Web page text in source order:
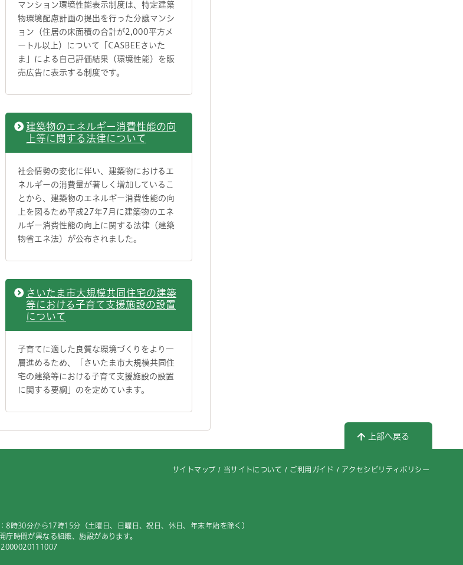
マンション環境性能表示制度は、特定建築
物環境配慮計画の提出を行った分譲マンシ
ョン（住居の床面積の合計が2,000平方メ
ートル以上）について「CASBEEさいた
ま」による自己評価結果（環境性能）を販
売広告に表示する制度です。
建築物のエネルギー消費性能の向
上等に関する法律について
社会情勢の変化に伴い、建築物におけるエ
ネルギーの消費量が著しく増加しているこ
とから、建築物のエネルギー消費性能の向
上を図るため平成27年7月に建築物のエネ
ルギー消費性能の向上に関する法律（建築
物省エネ法）が公布されました。
さいたま市大規模共同住宅の建築
等における子育て支援施設の設置
について
子育てに適した良質な環境づくりをより一
層進めるため、「さいたま市大規模共同住
宅の建築等における子育て支援施設の設置
に関する要綱」のを定めています。
上部へ戻る
サイトマップ 当サイトについて ご利用ガイド アクセシビリティポリシー
8時30分から17時15分（土曜日、日曜日、祝日、休日、年末年始を除く）
庁時間が異なる組織、施設があります。
2000020111007